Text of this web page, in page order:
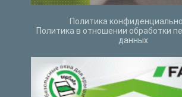
Политика
Политика в отношении обработки
данных